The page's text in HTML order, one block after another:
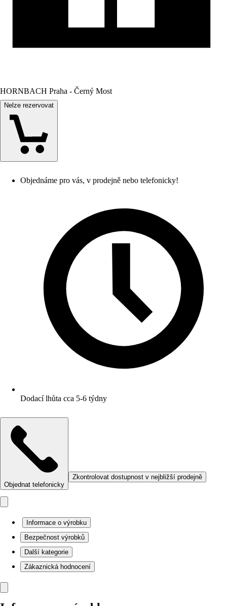
HORNBACH Praha - Černý Most
Nelze rezervovat
Objednáme pro vás, v prodejně nebo telefonicky!
Dodací lhůta cca 5-6 týdny
Objednat telefonicky
Zkontrolovat dostupnost v nejbližší prodejně
Informace o výrobku
Bezpečnost výrobků
Další kategorie
Zákaznická hodnocení